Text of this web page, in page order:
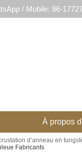
/ Mobile: 86-
À propos
d’anneau en
Fabricants